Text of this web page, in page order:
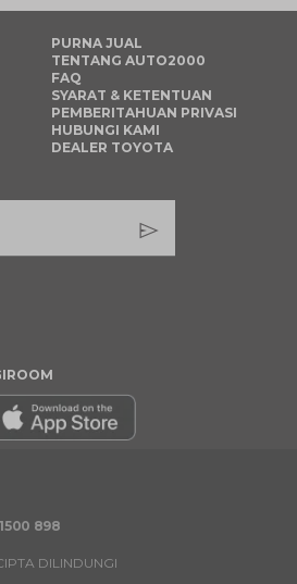
PURNA JUAL
TENTANG AUTO2000
FAQ
SYARAT & KETENTUAN
PEMBERITAHUAN PRIVASI
HUBUNGI KAMI
DEALER TOYOTA
1500 898
DILINDUNGI